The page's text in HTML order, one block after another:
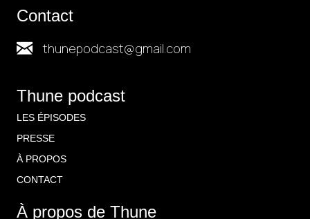
Contact
thunepodcast@gmail.com
Thune podcast
LES ÉPISODES
PRESSE
À PROPOS
CONTACT
À propos de Thune